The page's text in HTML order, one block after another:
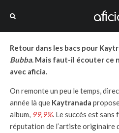
Retour dans les bacs pour
Bubba. Mais faut-il écouter ce
avec aficia.
On remonte un peu le temps,
année là que Kaytranada
album, 99,9%. Le succès est sans
réputation de l’artiste originaire